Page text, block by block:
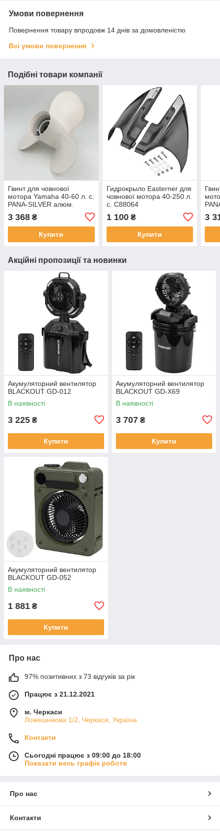
Умови повернення
Повернення товару впродовж 14 днів за домовленістю
Всі умови повернення
Подібні товари компанії
Гвинт для човнової
мотора Yamaha 40-60 л. с.
PANA-SILVER алюм.
3 368 ₴
Купити
Гидрокрыло Easterner для
човнової мотора 40-250 л.
с. C88064
1 100₴
Купити
3
Акційні пропозиції та новинки
Акумуляторний вентилятор
BLACKOUT GD-012
В наявності
3 225 ₴
Купити
Акумуляторний вентилятор
BLACKOUT GD-X69
В наявності
3 707 ₴
Купити
Акумуляторний вентилятор
BLACKOUT GD-052
В наявності
1 881 ₴
Купити
Про нас
97% позитивних з 73 відгуків за рік
Працює з 21.12.2021
м. Черкаси
Ложешнікова 1/2, Черкаси, Україна
Контакти
Сьогодні працює з 09:00 до 18:00
Показати весь графік роботи
Про нас
Контакти